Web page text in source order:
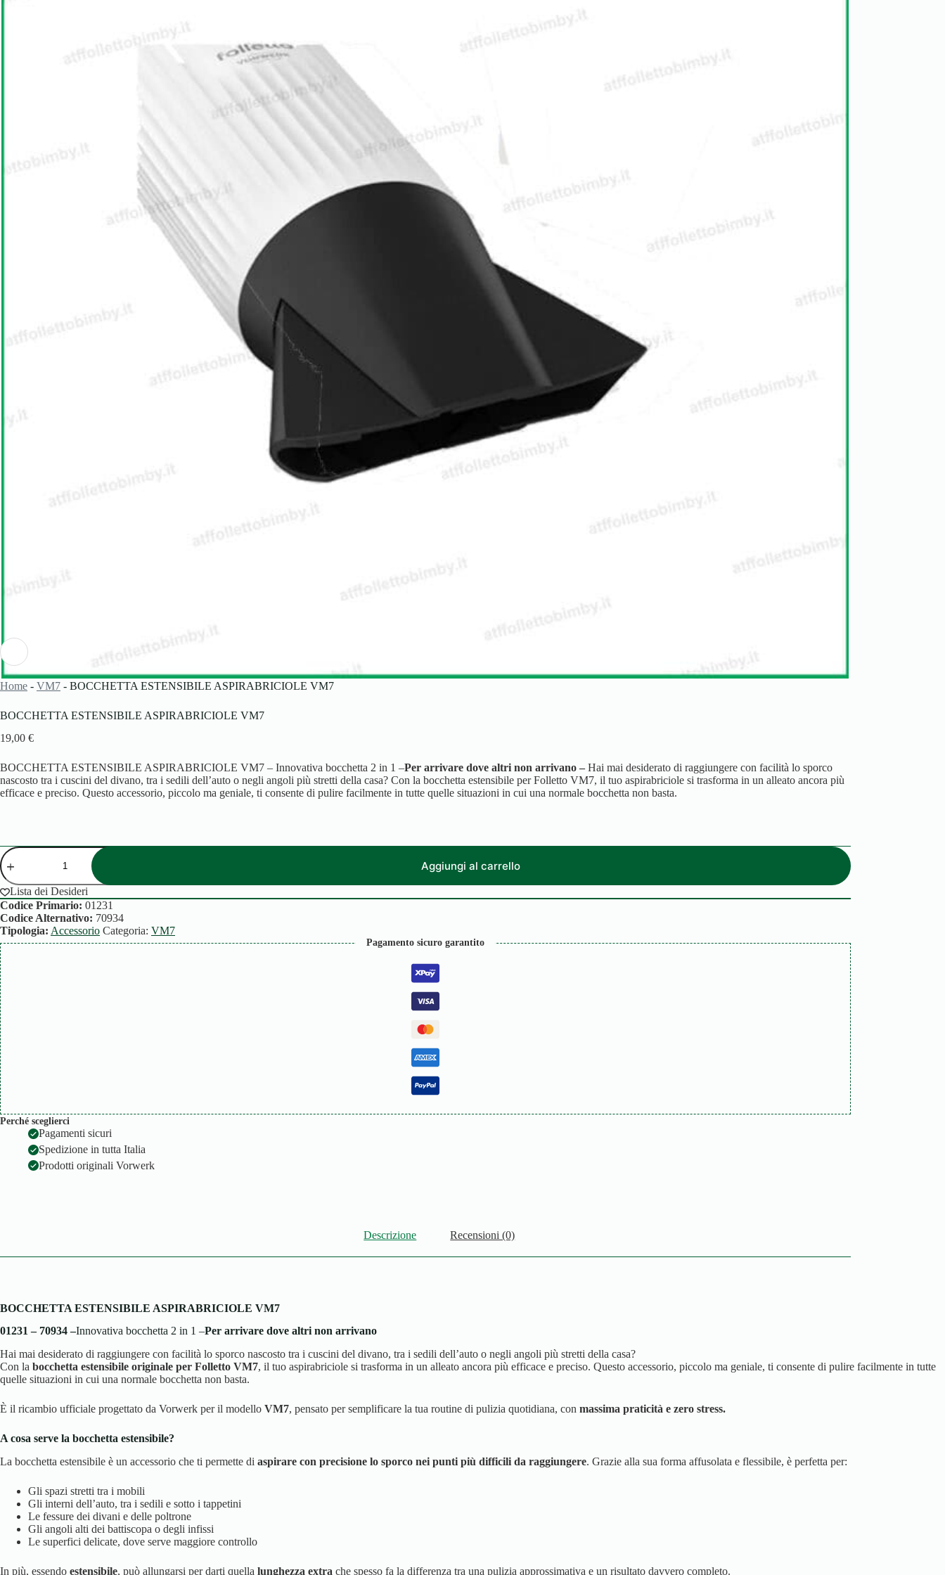
Home - VM7 - BOCCHETTA ESTENSIBILE ASPIRABRICIOLE VM7
BOCCHETTA ESTENSIBILE ASPIRABRICIOLE VM7
19,00 €
BOCCHETTA ESTENSIBILE ASPIRABRICIOLE VM7 – Innovativa bocchetta 2 in 1 –Per arrivare dove altri non arrivano – Hai mai desiderato di raggiungere con facilità lo sporco
nascosto tra i cuscini del divano, tra i sedili dell’auto o negli angoli più stretti della casa? Con la bocchetta estensibile per Folletto VM7, il tuo aspirabriciole si trasforma in un alleato ancora più
efficace e preciso. Questo accessorio, piccolo ma geniale, ti consente di pulire facilmente in tutte quelle situazioni in cui una normale bocchetta non basta.
BOCCHETTA
ESTENSIBILE
ASPIRABRICIOLE
VM7
quantità
Aggiungi al carrello
Lista dei Desideri
Codice Primario: 01231
Codice Alternativo: 70934
Tipologia: Accessorio Categoria: VM7
Pagamento sicuro garantito
Perché sceglierci
Pagamenti sicuri
Spedizione in tutta Italia
Prodotti originali Vorwerk
Descrizione Recensioni (0)
BOCCHETTA ESTENSIBILE ASPIRABRICIOLE VM7
01231 – 70934 –Innovativa bocchetta 2 in 1 –Per arrivare dove altri non arrivano
Hai mai desiderato di raggiungere con facilità lo sporco nascosto tra i cuscini del divano, tra i sedili dell’auto o negli angoli più stretti della casa?
Con la bocchetta estensibile originale per Folletto VM7, il tuo aspirabriciole si trasforma in un alleato ancora più efficace e preciso. Questo accessorio, piccolo ma geniale, ti consente di pulire facilmente in tutte
quelle situazioni in cui una normale bocchetta non basta.
È il ricambio ufficiale progettato da Vorwerk per il modello VM7, pensato per semplificare la tua routine di pulizia quotidiana, con massima praticità e zero stress.
A cosa serve la bocchetta estensibile?
La bocchetta estensibile è un accessorio che ti permette di aspirare con precisione lo sporco nei punti più difficili da raggiungere. Grazie alla sua forma affusolata e flessibile, è perfetta per:
Gli spazi stretti tra i mobili
Gli interni dell’auto, tra i sedili e sotto i tappetini
Le fessure dei divani e delle poltrone
Gli angoli alti dei battiscopa o degli infissi
Le superfici delicate, dove serve maggiore controllo
In più, essendo estensibile, può allungarsi per darti quella lunghezza extra che spesso fa la differenza tra una pulizia approssimativa e un risultato davvero completo.